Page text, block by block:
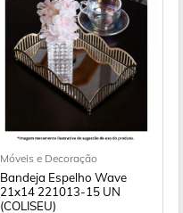
Móveis e Decoração
Bandeja Espelho Wave
21x14 221013-15 UN
(COLISEU)